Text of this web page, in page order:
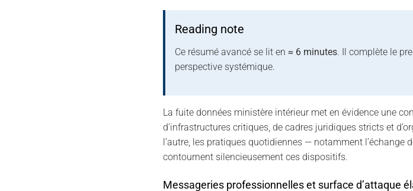
Reading note
Ce résumé avancé se lit en ≈ 6 minutes. Il complète le
perspective systémique.
La fuite données ministère intérieur met en évidence une
d’infrastructures critiques, de cadres juridiques stricts et
l’autre, les pratiques quotidiennes — notamment l’échange
contournent silencieusement ces dispositifs.
Messageries professionnelles et surface d’attaque